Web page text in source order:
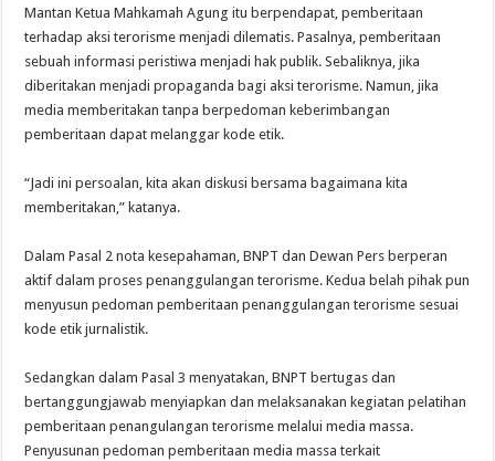
Mantan Ketua Mahkamah Agung itu berpendapat, pemberitaan
terhadap aksi terorisme menjadi dilematis. Pasalnya, pemberitaan
sebuah informasi peristiwa menjadi hak publik. Sebaliknya, jika
diberitakan menjadi propaganda bagi aksi terorisme. Namun, jika
media memberitakan tanpa berpedoman keberimbangan
pemberitaan dapat melanggar kode etik.
“Jadi ini persoalan, kita akan diskusi bersama bagaimana kita
memberitakan,” katanya.
Dalam Pasal 2 nota kesepahaman, BNPT dan Dewan Pers berperan
aktif dalam proses penanggulangan terorisme. Kedua belah pihak pun
menyusun pedoman pemberitaan penanggulangan terorisme sesuai
kode etik jurnalistik.
Sedangkan dalam Pasal 3 menyatakan, BNPT bertugas dan
bertanggungjawab menyiapkan dan melaksanakan kegiatan pelatihan
pemberitaan penangulangan terorisme melalui media massa.
Penyusunan pedoman pemberitaan media massa terkait